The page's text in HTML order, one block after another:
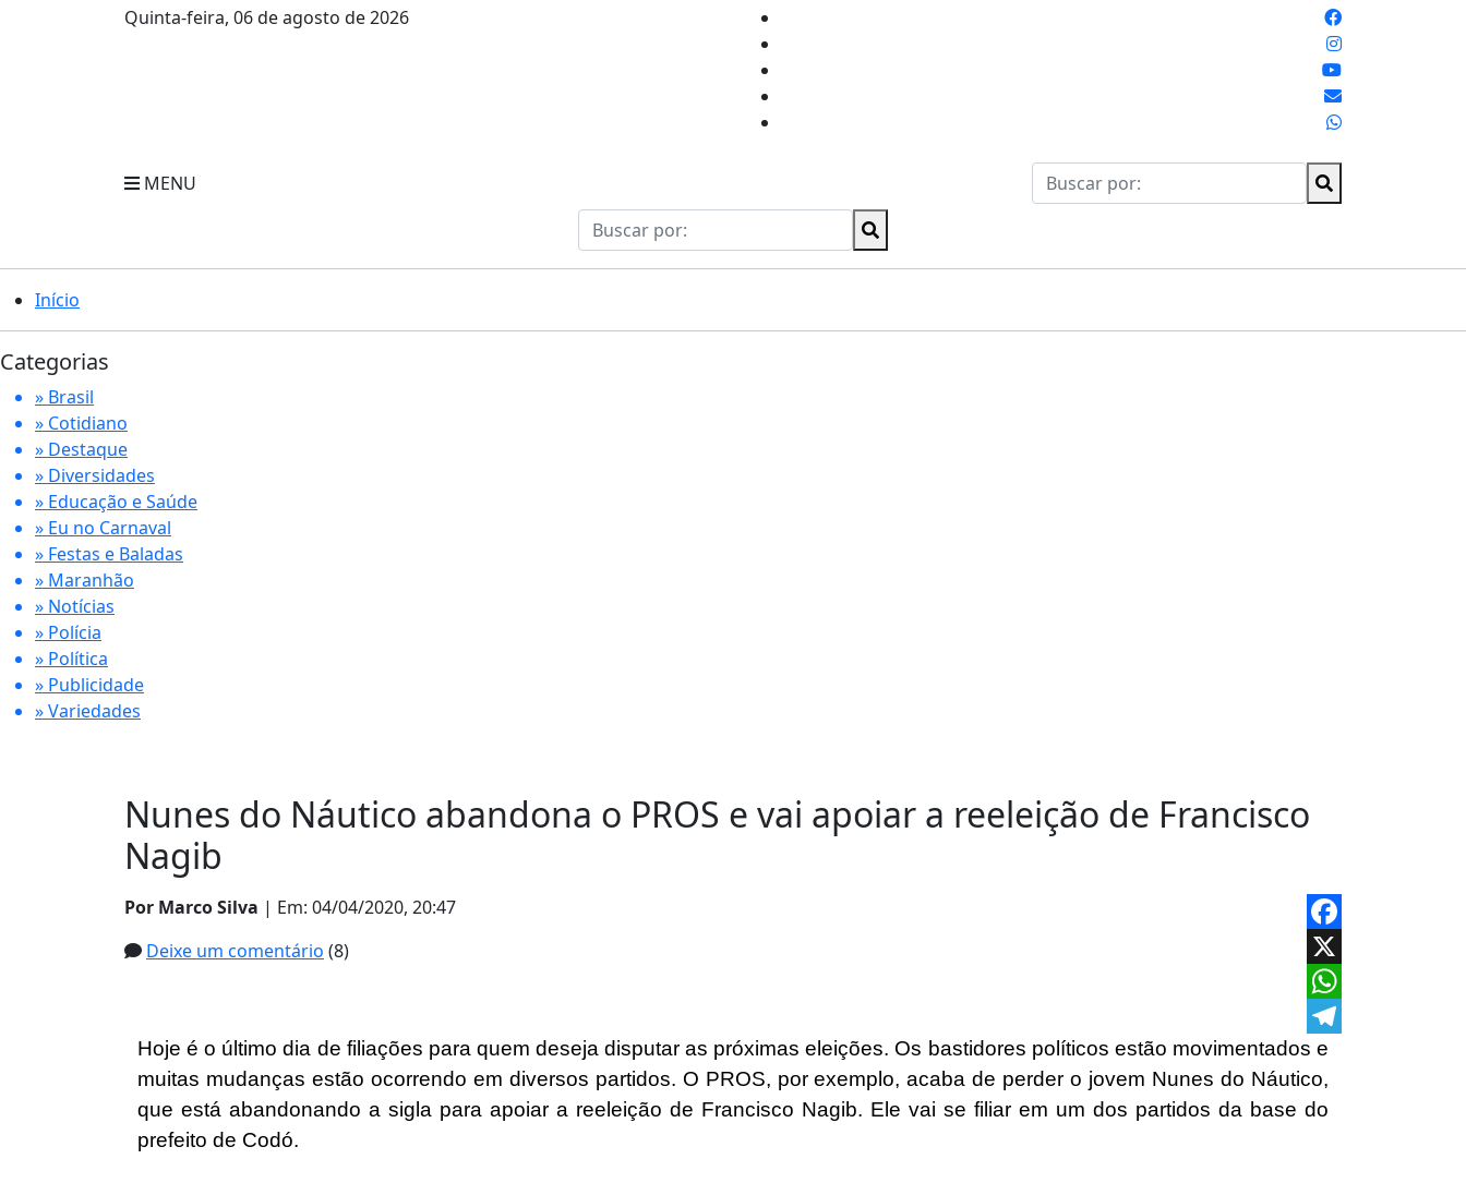
Quinta-feira, 06 de agosto de 2026
MENU
Início
Categorias
» Brasil
» Cotidiano
» Destaque
» Diversidades
» Educação e Saúde
» Eu no Carnaval
» Festas e Baladas
» Maranhão
» Notícias
» Polícia
» Política
» Publicidade
» Variedades
Nunes do Náutico abandona o PROS e vai apoiar a reeleição de Francisco
Nagib
Por Marco Silva | Em: 04/04/2020, 20:47
Deixe um comentário (8)
Facebook
X
WhatsApp
Telegram
Hoje é o último dia de filiações para quem deseja disputar as próximas eleições. Os bastidores políticos estão movimentados e
muitas mudanças estão ocorrendo em diversos partidos. O PROS, por exemplo, acaba de perder o jovem Nunes do Náutico,
que está abandonando a sigla para apoiar a reeleição de Francisco Nagib. Ele vai se filiar em um dos partidos da base do
prefeito de Codó.